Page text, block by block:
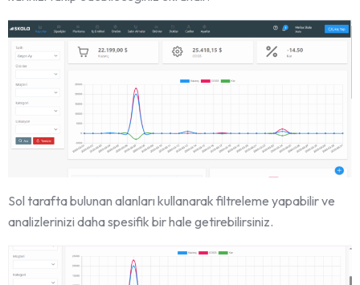
Sol tarafta bulunan alanları kullanarak filtreleme yapabilir ve
analizlerinizi daha spesifik bir hale getirebilirsiniz.